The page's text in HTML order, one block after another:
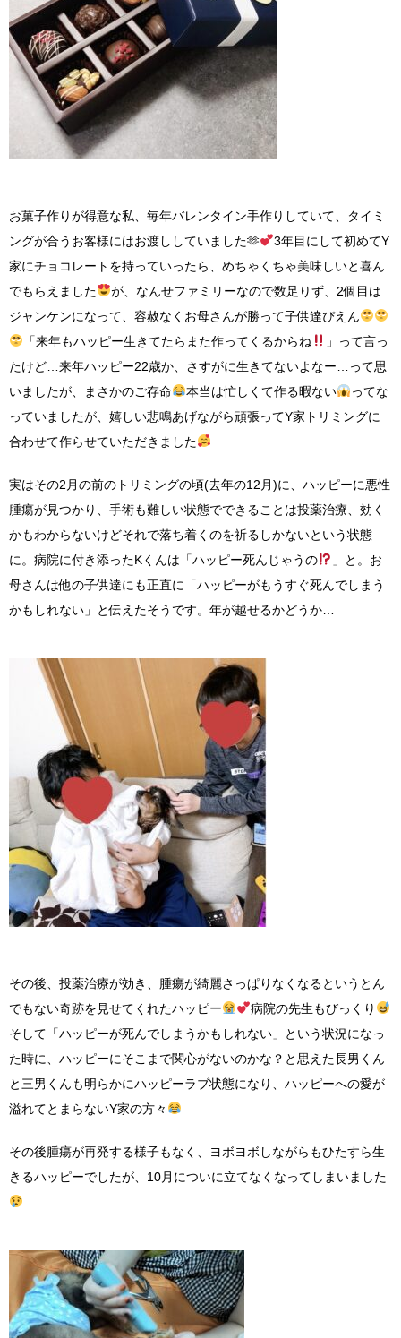
お菓子作りが得意な私、毎年バレンタイン手作りしていて、タイミ
ングが合うお客様にはお渡ししていました🫶
3年目にして初めてY
家にチョコレートを持っていったら、めちゃくちゃ美味しいと喜ん
でもらえました
が、なんせファミリーなので数足りず、2個目は
ジャンケンになって、容赦なくお母さんが勝って子供達ぴえん
「来年もハッピー生きてたらまた作ってくるからね
」って言っ
たけど…来年ハッピー22歳か、さすがに生きてないよなー…って思
いましたが、まさかのご存命
本当は忙しくて作る暇ない
ってな
っていましたが、嬉しい悲鳴あげながら頑張ってY家トリミングに
合わせて作らせていただきました
実はその2月の前のトリミングの頃(去年の12月)に、ハッピーに悪性
腫瘍が見つかり、手術も難しい状態でできることは投薬治療、効く
かもわからないけどそれで落ち着くのを祈るしかないという状態
に。病院に付き添ったKくんは「ハッピー死んじゃうの
」と。お
母さんは他の子供達にも正直に「ハッピーがもうすぐ死んでしまう
かもしれない」と伝えたそうです。年が越せるかどうか…
その後、投薬治療が効き、腫瘍が綺麗さっぱりなくなるというとん
でもない奇跡を見せてくれたハッピー
病院の先生もびっくり
そして「ハッピーが死んでしまうかもしれない」という状況になっ
た時に、ハッピーにそこまで関心がないのかな？と思えた長男くん
と三男くんも明らかにハッピーラブ状態になり、ハッピーへの愛が
溢れてとまらないY家の方々
その後腫瘍が再発する様子もなく、ヨボヨボしながらもひたすら生
きるハッピーでしたが、10月についに立てなくなってしまいました